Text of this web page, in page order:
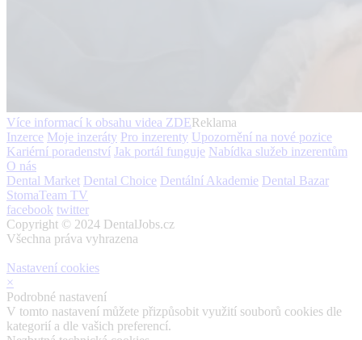
Více informací k obsahu videa ZDEReklama
Inzerce Moje inzeráty Pro inzerenty Upozornění na nové pozice
Kariérní poradenství Jak portál funguje Nabídka služeb inzerentům
O nás
Dental Market Dental Choice Dentální Akademie Dental Bazar
StomaTeam TV
facebook twitter
Copyright © 2024 DentalJobs.cz
Všechna práva vyhrazena
Nastavení cookies
×
Podrobné nastavení
V tomto nastavení můžete přizpůsobit využití souborů cookies dle
kategorií a dle vašich preferencí.